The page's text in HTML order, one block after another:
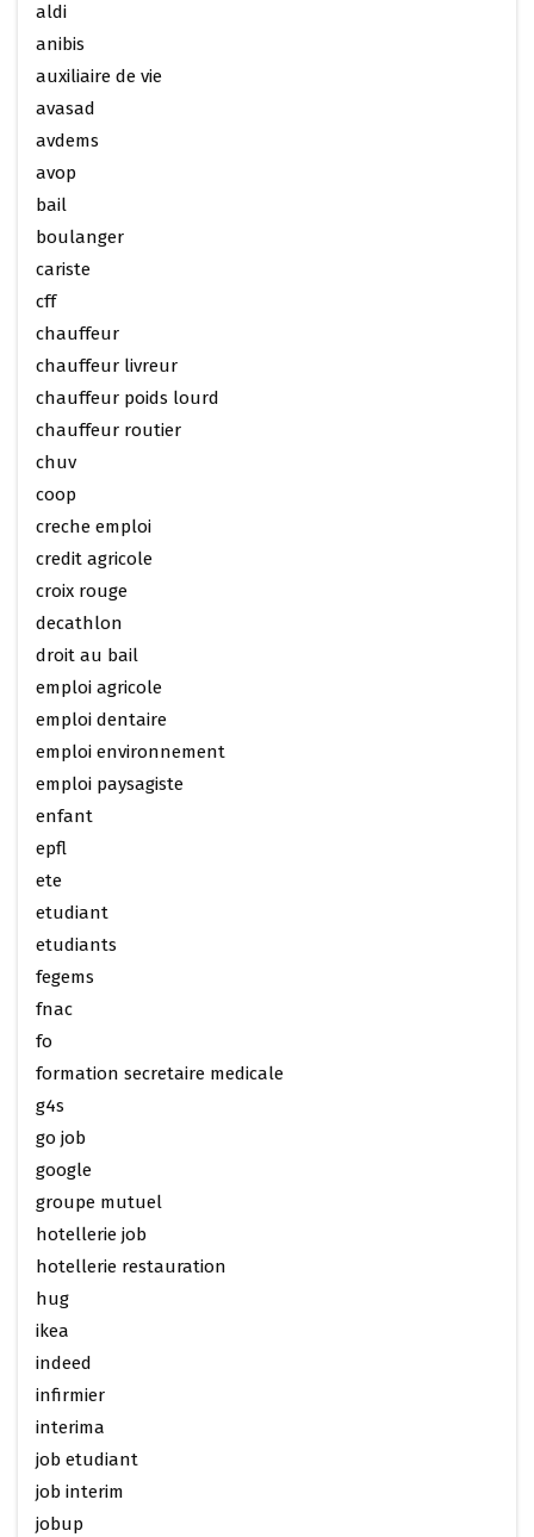
aldi
anibis
auxiliaire de vie
avasad
avdems
avop
bail
boulanger
cariste
cff
chauffeur
chauffeur livreur
chauffeur poids lourd
chauffeur routier
chuv
coop
creche emploi
credit agricole
croix rouge
decathlon
droit au bail
emploi agricole
emploi dentaire
emploi environnement
emploi paysagiste
enfant
epfl
ete
etudiant
etudiants
fegems
fnac
fo
formation secretaire medicale
g4s
go job
google
groupe mutuel
hotellerie job
hotellerie restauration
hug
ikea
indeed
infirmier
interima
job etudiant
job interim
jobup